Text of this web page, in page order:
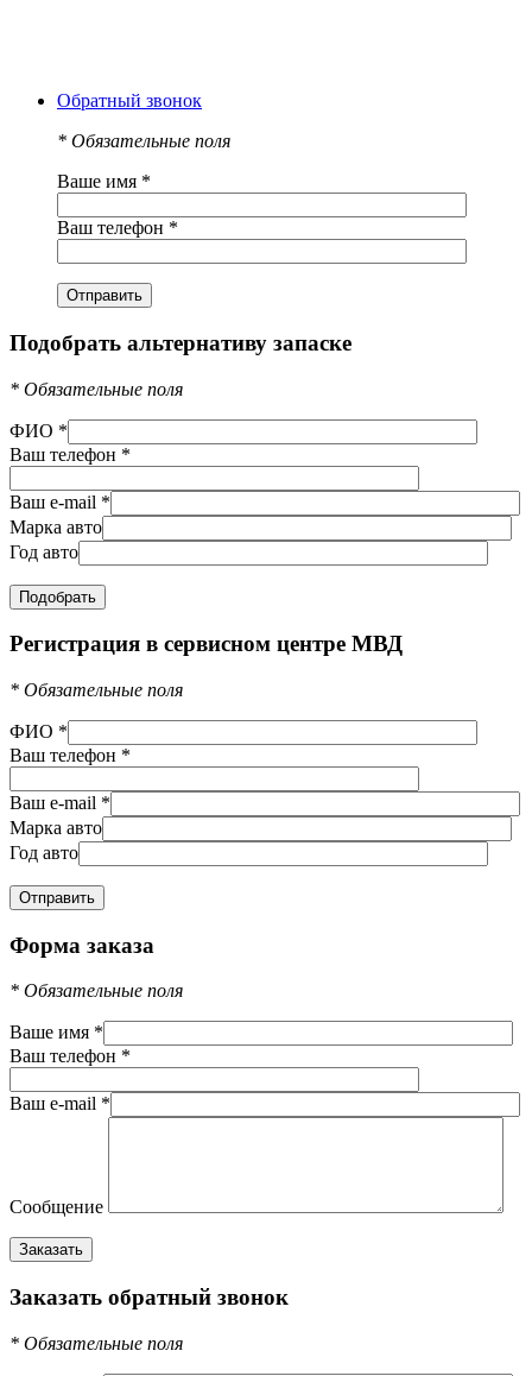
Обратный звонок
* Обязательные поля
Ваше имя *
Ваш телефон *
Подобрать альтернативу запаске
* Обязательные поля
ФИО *
Ваш телефон *
Ваш e-mail *
Марка авто
Год авто
Регистрация в сервисном центре МВД
* Обязательные поля
ФИО *
Ваш телефон *
Ваш e-mail *
Марка авто
Год авто
Форма заказа
* Обязательные поля
Ваше имя *
Ваш телефон *
Ваш e-mail *
Сообщение
Заказать обратный звонок
* Обязательные поля